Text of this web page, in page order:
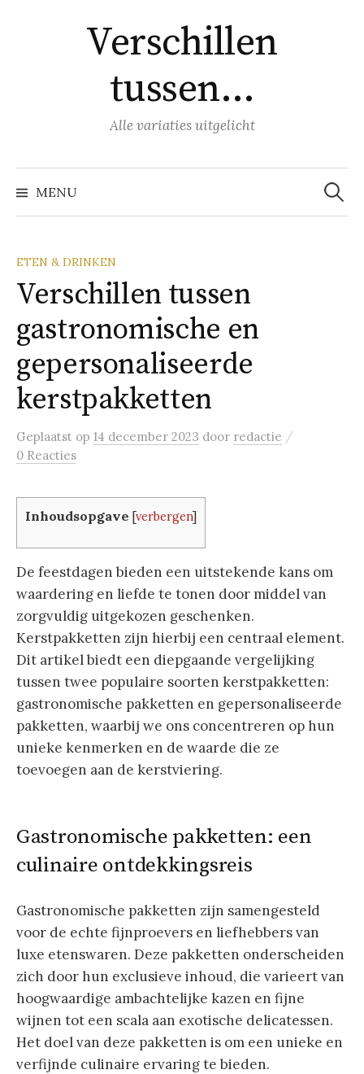
Verschillen
tussen…
Alle variaties uitgelicht
MENU
Zoeken
naar:
ETEN & DRINKEN
Verschillen tussen
gastronomische en
gepersonaliseerde
kerstpakketten
Geplaatst op 14 december 2023 door redactie /
0 Reacties
Inhoudsopgave [verbergen]
De feestdagen bieden een uitstekende kans om
waardering en liefde te tonen door middel van
zorgvuldig uitgekozen geschenken.
Kerstpakketten zijn hierbij een centraal element.
Dit artikel biedt een diepgaande vergelijking
tussen twee populaire soorten kerstpakketten:
gastronomische pakketten en gepersonaliseerde
pakketten, waarbij we ons concentreren op hun
unieke kenmerken en de waarde die ze
toevoegen aan de kerstviering.
Gastronomische pakketten: een
culinaire ontdekkingsreis
Gastronomische pakketten zijn samengesteld
voor de echte fijnproevers en liefhebbers van
luxe etenswaren. Deze pakketten onderscheiden
zich door hun exclusieve inhoud, die varieert van
hoogwaardige ambachtelijke kazen en fijne
wijnen tot een scala aan exotische delicatessen.
Het doel van deze pakketten is om een unieke en
verfijnde culinaire ervaring te bieden.